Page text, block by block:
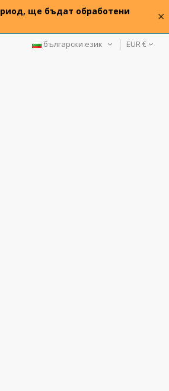
ще бъдат обработени
×
български език EUR €